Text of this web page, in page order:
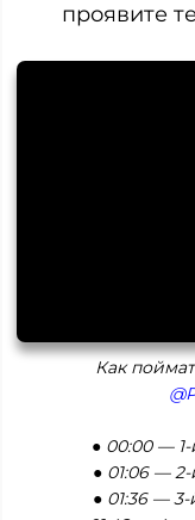
проявите
Как
● 00:00 —
● 01:06 —
● 01:36 —